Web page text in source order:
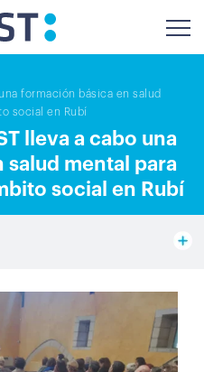
formación básica en salud
social en Rubí
lleva a cabo una
mental para
social en Rubí